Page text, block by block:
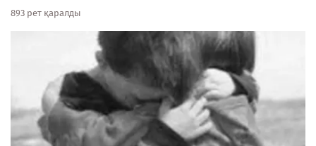
893 рет қаралды